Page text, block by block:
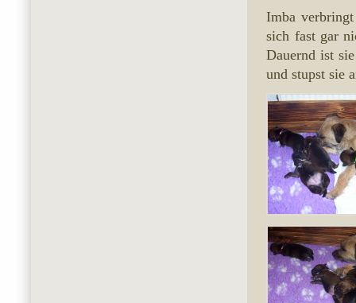
Imba
sich fast gar
Dauernd ist
und stupst sie